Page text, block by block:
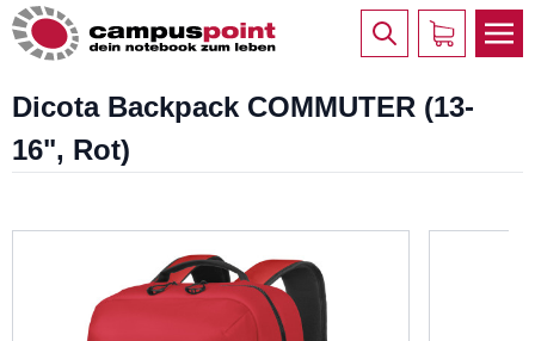
Dicota Backpack COMMUTER (13-
16", Rot)